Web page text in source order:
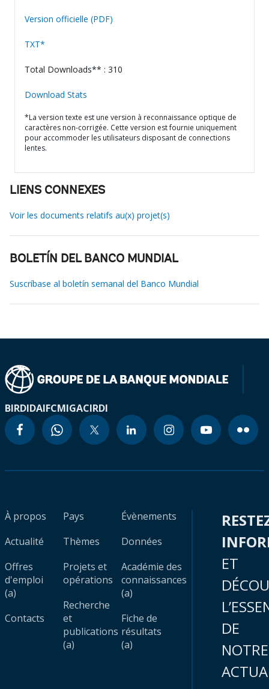
Version officielle (PDF)
TXT*
Total Downloads** : 310
Download Stats
*La version texte est une version à reconnaissance optique de
caractères non-corrigée. Cette version est fournie uniquement
pour accommoder les utilisateurs disposant de connections
lentes.
LIENS CONNEXES
Voir les documents relatifs au(x) projet(s)
BOLETÍN DEL BANCO MUNDIAL
Suscríbase al boletín semanal del Banco Mundial
BIRDIDAIFCMIGACIRDI
À propos
Actualité
Offres
d'emploi
(a)
Contacts
Pays
Thèmes
Projets et
opérations
Recherche
et
publications
(a)
Évènements
Données
Académie des
connaissances
(a)
Fiche de
résultats
(a)
ET
DE
NOTRE